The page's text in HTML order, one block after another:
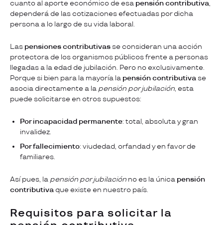
cuanto al aporte económico de esa pensión contributiva,
dependerá de las cotizaciones efectuadas por dicha
persona a lo largo de su vida laboral.
Las pensiones contributivas se consideran una acción
protectora de los organismos públicos frente a personas
llegadas a la edad de jubilación. Pero no exclusivamente.
Porque si bien para la mayoría la pensión contributiva se
asocia directamente a la pensión por jubilación, esta
puede solicitarse en otros supuestos:
Por incapacidad permanente: total, absoluta y gran
invalidez.
Por fallecimiento: viudedad, orfandad y en favor de
familiares.
Así pues, la pensión por jubilación no es la única pensión
contributiva que existe en nuestro país.
Requisitos para solicitar la